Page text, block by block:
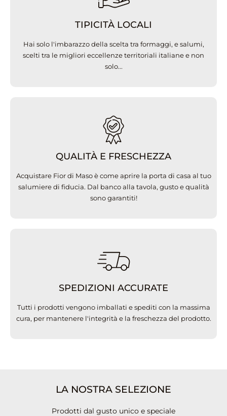
TIPICITÀ LOCALI
Hai solo l'imbarazzo della scelta tra formaggi, e salumi,
scelti tra le migliori eccellenze territoriali italiane e non
solo...
QUALITÀ E FRESCHEZZA
Acquistare Fior di Maso è come aprire la porta di casa al tuo
salumiere di fiducia. Dal banco alla tavola, gusto e qualità
sono garantiti!
SPEDIZIONI ACCURATE
Tutti i prodotti vengono imballati e spediti con la massima
cura, per mantenere l'integrità e la freschezza del prodotto.
LA NOSTRA SELEZIONE
Prodotti dal gusto unico e speciale